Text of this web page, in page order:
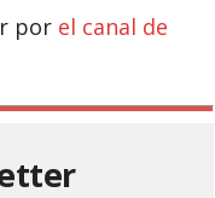
por el canal de